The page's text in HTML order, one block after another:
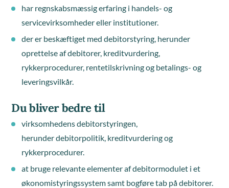
har regnskabsmæssig erfaring i handels- og
servicevirksomheder eller institutioner.
der er beskæftiget med debitorstyring, herunder
oprettelse af debitorer, kreditvurdering,
rykkerprocedurer, rentetilskrivning og betalings- og
leveringsvilkår.
Du bliver bedre til
virksomhedens debitorstyringen,
herunder debitorpolitik, kreditvurdering og
rykkerprocedurer.
at bruge relevante elementer af debitormodulet i et
økonomistyringssystem samt bogføre tab på debitorer.